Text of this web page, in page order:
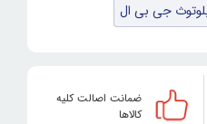
جی بی ال
ضمانت اصالت کلیه
کالاها